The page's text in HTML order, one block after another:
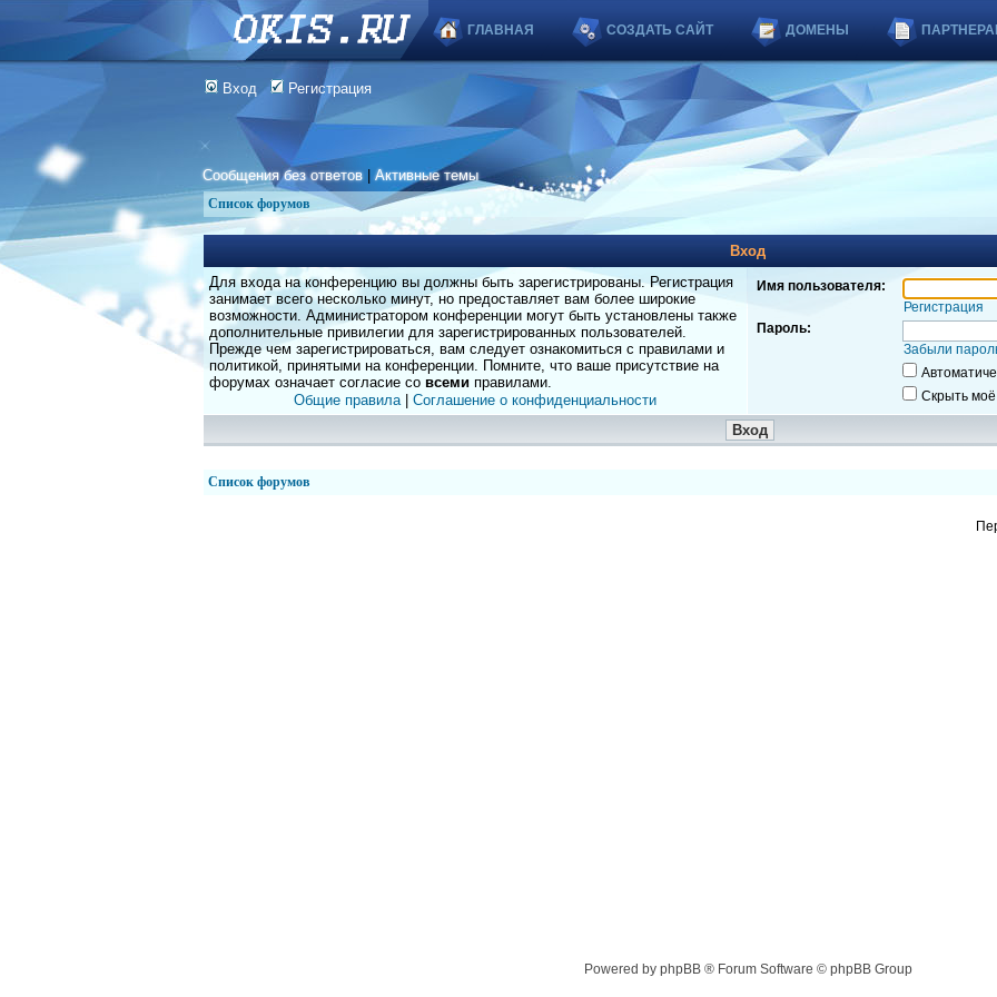
ГЛАВНАЯ СОЗДАТЬ САЙТ ДОМЕНЫ
Вход Регистрация
Сообщения без ответов |Активные темы
Список форумов
Вход
Для входа на конференцию вы должны быть зарегистрированы. Регистрация
занимает всего несколько минут, но предоставляет вам более широкие
возможности. Администратором конференции могут быть установлены также
дополнительные привилегии для зарегистрированных пользователей.
Прежде чем зарегистрироваться, вам следует ознакомиться с правилами и
политикой, принятыми на конференции. Помните, что ваше присутствие на
форумах означает согласие со всеми правилами.
Общие правила| Соглашение о конфиденциальности
Имя пользователя:
Регистрация
Пароль:
Забыли
Скрыть
Список форумов
Powered by phpBB ® Forum Software © phpBB Group